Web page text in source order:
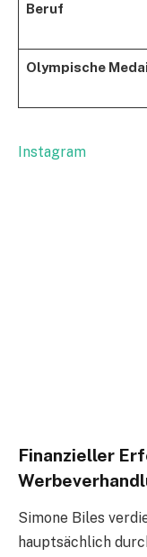
Beruf
Olympische
Instagram
Finanzieller
Simone Biles
hauptsächlich